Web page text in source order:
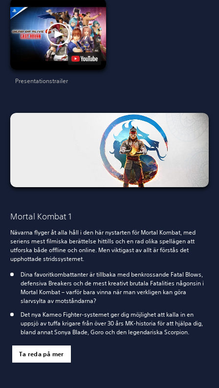
Presentationstrailer
Mortal Kombat 1
Nävarna flyger åt alla håll i den här nystarten för Mortal Kombat, med
seriens mest filmiska berättelse hittills och en rad olika spellägen att
utforska både offline och online. Men viktigast av allt är förstås det
upphottade stridssystemet.
Dina favoritkombattanter är tillbaka med benkrossande Fatal Blows,
defensiva Breakers och de mest kreativt brutala Fatalities någonsin i
Mortal Kombat – varför bara vinna när man verkligen kan göra
slarvsylta av motståndarna?
Det nya Kameo Fighter-systemet ger dig möjlighet att kalla in en
uppsjö av tuffa krigare från över 30 års MK-historia för att hjälpa dig,
bland annat Sonya Blade, Goro och den legendariska Scorpion.
Ta reda på mer